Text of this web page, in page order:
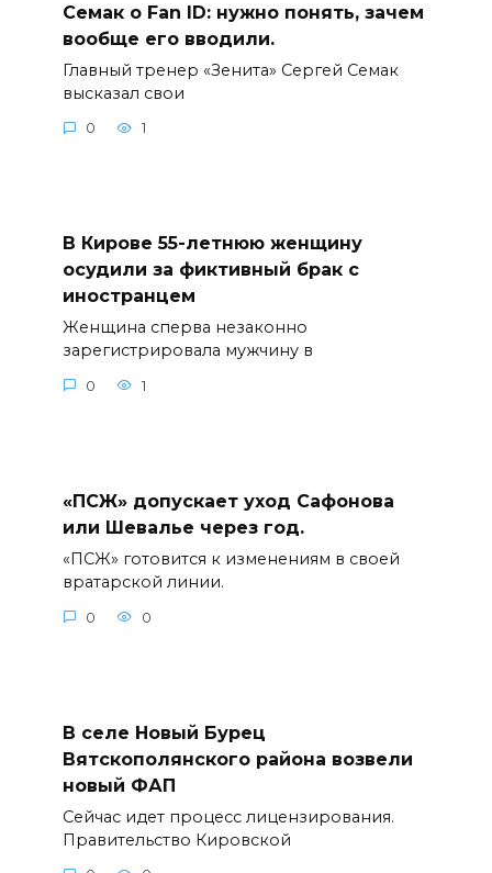
Семак о Fan ID: нужно понять, зачем
вообще его вводили.
Главный тренер «Зенита» Сергей Семак
высказал свои
0 1
В Кирове 55-летнюю женщину
осудили за фиктивный брак с
иностранцем
Женщина сперва незаконно
зарегистрировала мужчину в
0 1
«ПСЖ» допускает уход Сафонова
или Шевалье через год.
«ПСЖ» готовится к изменениям в своей
вратарской линии.
0 0
В селе Новый Бурец
Вятскополянского района возвели
новый ФАП
Сейчас идет процесс лицензирования.
Правительство Кировской